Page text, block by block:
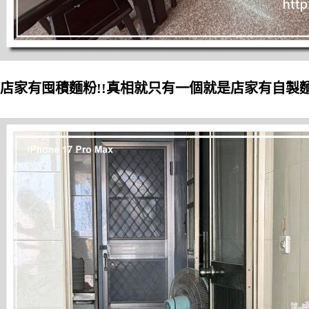
店家有囤積麵粉!!真相就只有一個就是店家有自製